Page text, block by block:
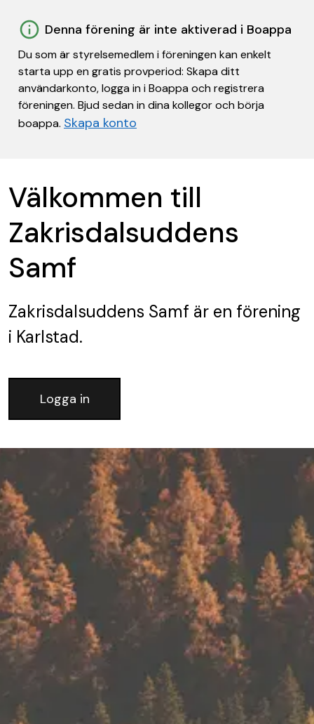
Denna förening är inte aktiverad i Boappa
Du som är styrelsemedlem i föreningen kan enkelt
starta upp en gratis provperiod: Skapa ditt
användarkonto, logga in i Boappa och registrera
föreningen. Bjud sedan in dina kollegor och börja
boappa. Skapa konto
Välkommen till
Zakrisdalsuddens
Samf
Zakrisdalsuddens Samf är en förening
i Karlstad.
Logga in